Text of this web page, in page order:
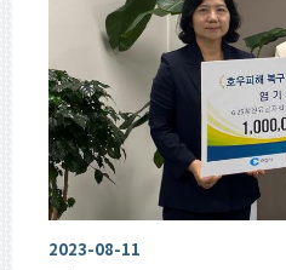
2023-08-11